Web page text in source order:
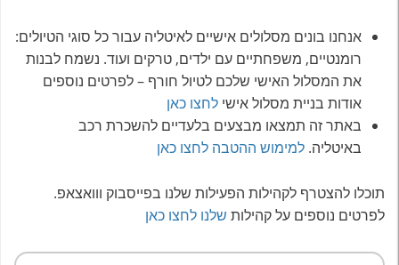
אנחנו בונים מסלולים אישיים לאיטליה עבור כל סוגי הטיולים:
רומנטיים, משפחתיים עם ילדים, טרקים ועוד. נשמח לבנות
את המסלול האישי שלכם לטיול חורף – לפרטים נוספים
אודות בניית מסלול אישי לחצו כאן
באתר זה תמצאו מבצעים בלעדיים להשכרת רכב
באיטליה. למימוש ההטבה לחצו כאן
תוכלו להצטרף לקהילות הפעילות שלנו בפייסבוק ווואצאפ.
לפרטים נוספים על קהילות שלנו לחצו כאן